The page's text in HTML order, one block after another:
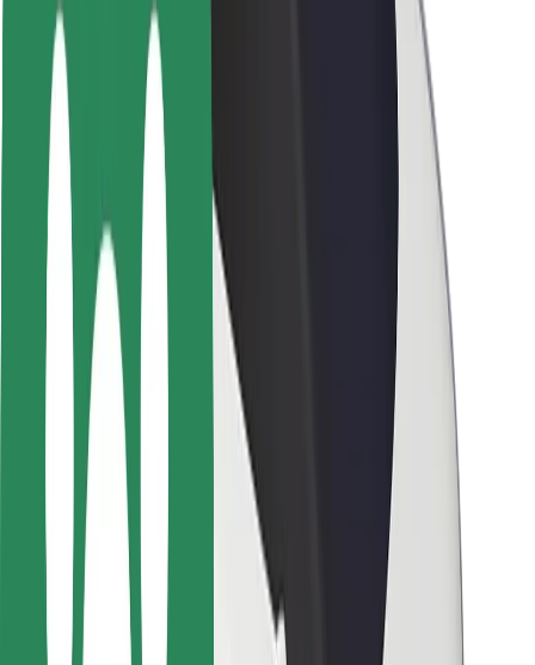
Безпека пасажирів
Безпека водіїв
Безпека електросамокатів
Лабораторія безпеки
Міста
Розташування
Міські рішення
Аеропорти
Зарядні станції Bolt
Підтримка
Для пасажирів
Для водіїв
Для кур'єрів
Доставка Bolt Food